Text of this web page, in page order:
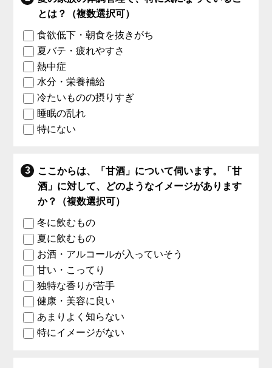
とは？（複数選択可）
食欲低下・朝食を抜きがち
夏バテ・疲れやすさ
熱中症
水分・栄養補給
冷たいものの摂りすぎ
睡眠の乱れ
特にない
ここからは、「甘酒」について伺います。「甘
酒」に対して、どのようなイメージがあります
か？（複数選択可）
冬に飲むもの
夏に飲むもの
お酒・アルコールが入っていそう
甘い・こってり
独特な香りが苦手
健康・美容に良い
あまりよく知らない
特にイメージがない